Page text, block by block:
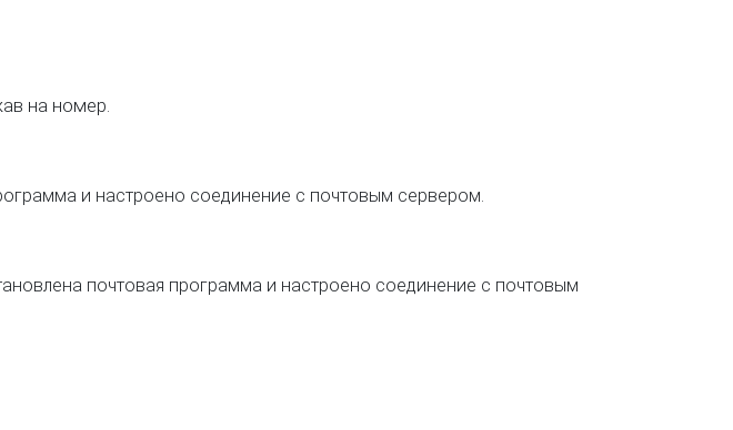
на номер.
и настроено соединение с почтовым сервером.
почтовая программа и настроено соединение с почтовым